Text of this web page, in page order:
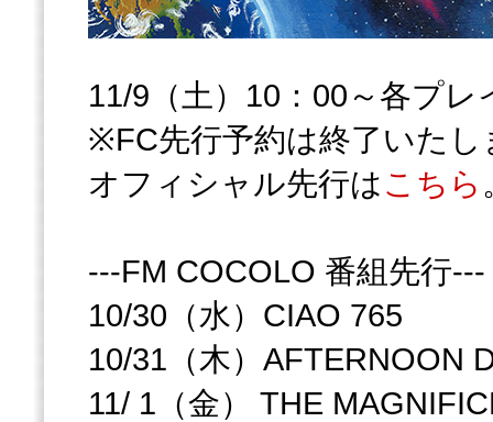
11/9（土）10：00～各プ
※FC先行予約は終了いたし
オフィシャル先行はこちら
---FM COCOLO 番組先行
10/30（水）CIAO 765
10/31（木）AFTERNOON
11/ 1（金） THE